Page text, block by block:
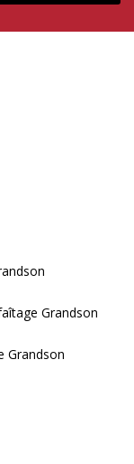
Grandson
Grandson